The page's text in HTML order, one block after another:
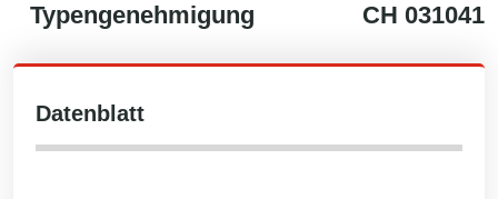
Typengenehmigung CH 031041
Datenblatt